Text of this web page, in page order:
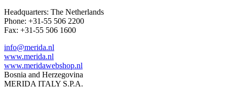
Headquarters: The Netherlands
Phone: +31-55 506 2200
Fax: +31-55 506 1600
info@merida.nl
www.merida.nl
www.meridawebshop.nl
Bosnia and Herzegovina
MERIDA ITALY S.P.A.